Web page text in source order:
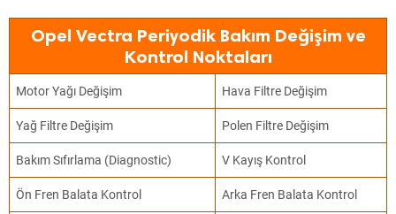
Opel Vectra Periyodik Bakım Değişim ve
Kontrol Noktaları
Motor Yağı Değişim Hava Filtre Değişim
Yağ Filtre Değişim Polen Filtre Değişim
Bakım Sıfırlama (Diagnostic) V Kayış Kontrol
Ön Fren Balata Kontrol Arka Fren Balata Kontrol